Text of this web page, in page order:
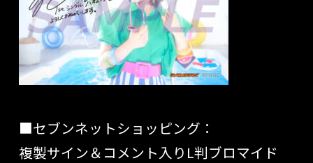
■セブンネットショッピング：
複製サイン＆コメント入りL判ブロマイド